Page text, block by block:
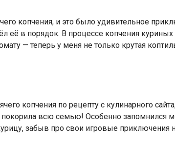
копчения, и это было удивительное
её в порядок. В процессе копчения
— теперь у меня не только крутая
копчения по рецепту с кулинарного
всю семью! Особенно запомнился
забыв про свои игровые приключения